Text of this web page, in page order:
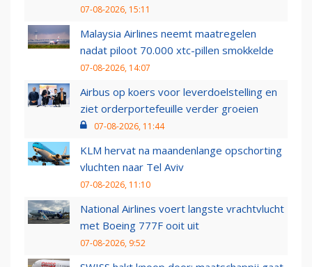
07-08-2026, 15:11
Malaysia Airlines neemt maatregelen
nadat piloot 70.000 xtc-pillen smokkelde
07-08-2026, 14:07
Airbus op koers voor leverdoelstelling en
ziet orderportefeuille verder groeien
07-08-2026, 11:44
KLM hervat na maandenlange opschorting
vluchten naar Tel Aviv
07-08-2026, 11:10
National Airlines voert langste vrachtvlucht
met Boeing 777F ooit uit
07-08-2026, 9:52